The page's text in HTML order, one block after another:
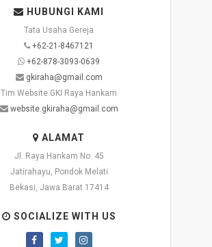
ALAMAT
Jl. Raya Hankam No. 45
Jatirahayu, Pondok Melati
Bekasi, Jawa Barat 17414
HUBUNGI KAMI
Tata Usaha Gereja
+62-21-8467121
+62-878-3093-0639
gkiraha@gmail.com
Tim Website GKI Raya Hankam
website.gkiraha@gmail.com
SOCIALIZE WITH US